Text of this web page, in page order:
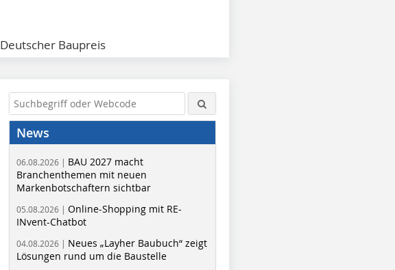
Deutscher Baupreis
News
06.08.2026 | BAU 2027 macht
Branchenthemen mit neuen
Markenbotschaftern sichtbar
05.08.2026 | Online-Shopping mit RE-
INvent-Chatbot
04.08.2026 | Neues „Layher Baubuch“ zeigt
Lösungen rund um die Baustelle